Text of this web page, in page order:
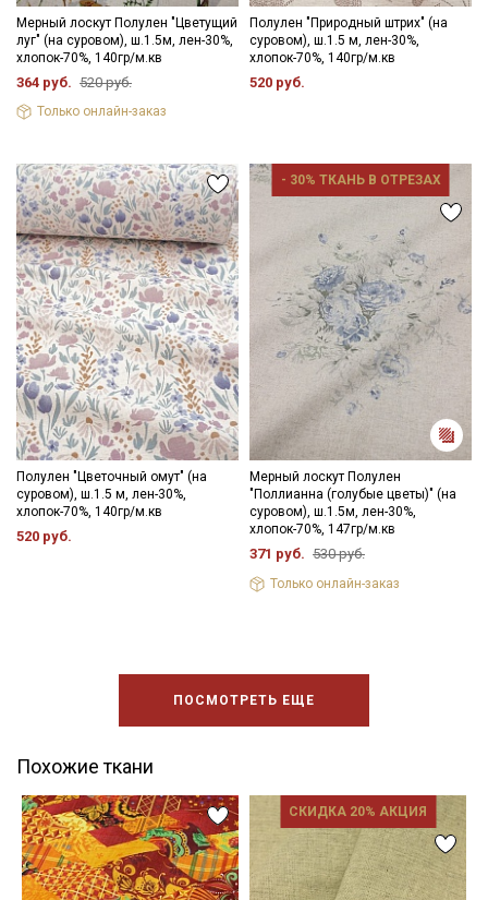
Мерный лоскут Полулен "Цветущий
луг" (на суровом), ш.1.5м, лен-30%,
хлопок-70%, 140гр/м.кв
364 руб. 520 руб.
Только онлайн-заказ
Полулен "Природный штрих" (на
суровом), ш.1.5 м, лен-30%,
хлопок-70%, 140гр/м.кв
520 руб.
Полулен "Цветочный омут" (на
суровом), ш.1.5 м, лен-30%,
хлопок-70%, 140гр/м.кв
520 руб.
- 30% ТКАНЬ В ОТРЕЗАХ
Мерный лоскут Полулен
"Поллианна (голубые цветы)" (на
суровом), ш.1.5м, лен-30%,
хлопок-70%, 147гр/м.кв
371 руб. 530 руб.
Только онлайн-заказ
ПОСМОТРЕТЬ ЕЩЕ
Похожие ткани
СКИДКА 20% АКЦИЯ